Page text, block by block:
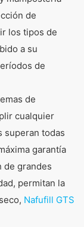
de
los tipos de
a su
de
de
cualquier
superan todas
garantía
de grandes
permitan la
Nafufill GTS